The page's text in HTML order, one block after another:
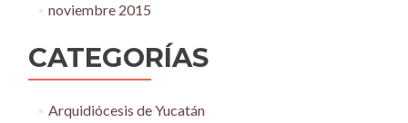
noviembre 2015
CATEGORÍAS
Arquidiócesis de Yucatán